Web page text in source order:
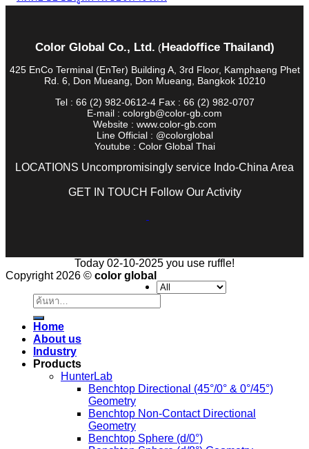
Color Global Co., Ltd. (Headoffice Thailand)
425 EnCo Terminal (EnTer) Building A, 3rd Floor, Kamphaeng Phet
Rd. 6, Don Mueang, Don Mueang, Bangkok 10210
Tel : 66 (2) 982-0612-4 Fax : 66 (2) 982-0707
E-mail : colorgb@color-gb.com
Website : www.color-gb.com
Line Official : @colorglobal
Youtube : Color Global Thai
LOCATIONS Uncompromisingly service Indo-China Area
GET IN TOUCH Follow Our Activity
Today 02-10-2025 you use ruffle!
Copyright 2026 © color global
ค้นหา:
Home
About us
Industry
Products
HunterLab
Benchtop Directional (45°/0° & 0°/45°)
Geometry
Benchtop Non-Contact Directional
Geometry
Benchtop Sphere (d/0°)